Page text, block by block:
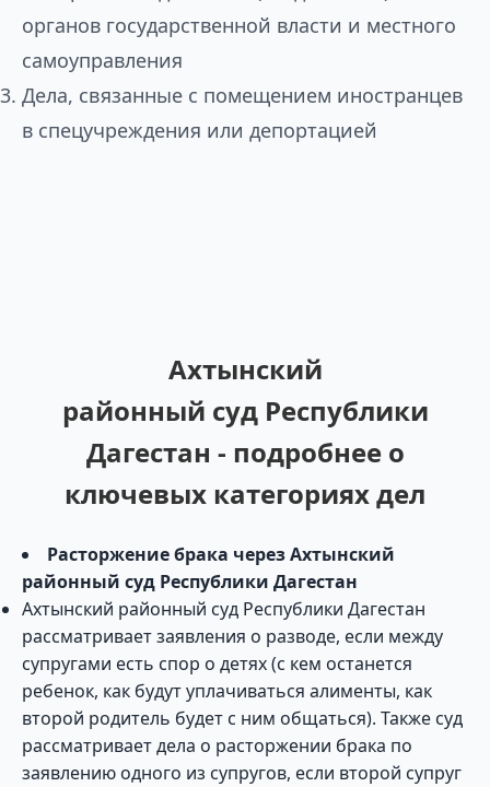
органов государственной власти и местного
самоуправления
Дела, связанные с помещением иностранцев
в спецучреждения или депортацией
Ахтынский
районный суд Республики
Дагестан - подробнее о
ключевых категориях дел
Расторжение брака через Ахтынский
районный суд Республики Дагестан
Ахтынский районный суд Республики Дагестан
рассматривает заявления о разводе, если между
супругами есть спор о детях (с кем останется
ребенок, как будут уплачиваться алименты, как
второй родитель будет с ним общаться). Также суд
рассматривает дела о расторжении брака по
заявлению одного из супругов, если второй супруг